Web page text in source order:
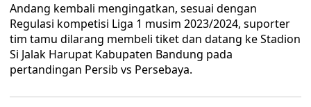
Andang kembali mengingatkan, sesuai dengan
Regulasi kompetisi Liga 1 musim 2023/2024, suporter
tim tamu dilarang membeli tiket dan datang ke Stadion
Si Jalak Harupat Kabupaten Bandung pada
pertandingan Persib vs Persebaya.